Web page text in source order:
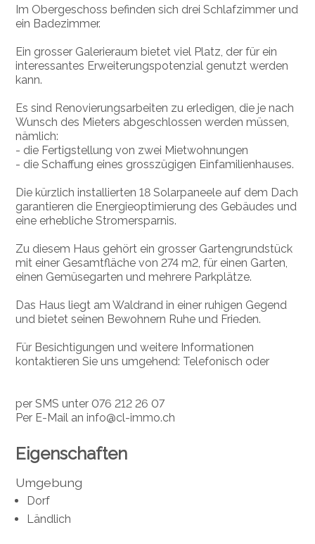
Im Obergeschoss befinden sich drei Schlafzimmer und
ein Badezimmer.
Ein grosser Galerieraum bietet viel Platz, der für ein
interessantes Erweiterungspotenzial genutzt werden
kann.
Es sind Renovierungsarbeiten zu erledigen, die je nach
Wunsch des Mieters abgeschlossen werden müssen,
nämlich:
- die Fertigstellung von zwei Mietwohnungen
- die Schaffung eines grosszügigen Einfamilienhauses.
Die kürzlich installierten 18 Solarpaneele auf dem Dach
garantieren die Energieoptimierung des Gebäudes und
eine erhebliche Stromersparnis.
Zu diesem Haus gehört ein grosser Gartengrundstück
mit einer Gesamtfläche von 274 m2, für einen Garten,
einen Gemüsegarten und mehrere Parkplätze.
Das Haus liegt am Waldrand in einer ruhigen Gegend
und bietet seinen Bewohnern Ruhe und Frieden.
Für Besichtigungen und weitere Informationen
kontaktieren Sie uns umgehend: Telefonisch oder
per SMS unter 076 212 26 07
Per E-Mail an info@cl-immo.ch
Eigenschaften
Umgebung
Dorf
Ländlich